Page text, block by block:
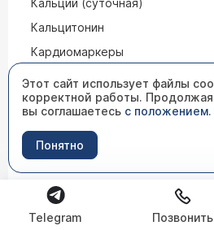
Кальций (суточная)
Кальцитонин
Кардиомаркеры
адреналин, норадреналин,
дофамин
Кислотно-щелочной и газовый
Клинический анализ крови:
общий анализ, лейкоформула,
СОЭ (с микроскопией мазка
Этот сайт использует файлы
корректной работы. Продолжая
вы соглашаетесь с положением.
Понятно
Telegram Позвонить